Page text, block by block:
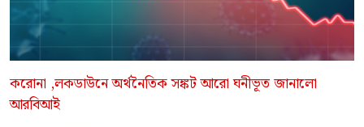
করোনা ,লকডাউনে অর্থনৈতিক সঙ্কট আরো ঘনীভূত জানালো
আরবিআই